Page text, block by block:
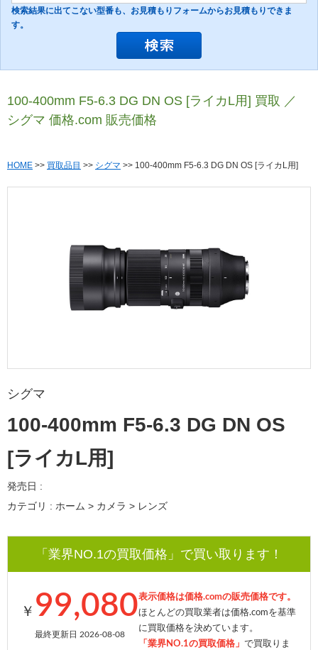
検索結果に出てこない型番も、お見積もりフォームからお見積もりできま
す。
100-400mm F5-6.3 DG DN OS [ライカL用] 買取 ／
シグマ 価格.com 販売価格
HOME >> 買取品目 >> シグマ >> 100-400mm F5-6.3 DG DN OS [ライカL用]
シグマ
100-400mm F5-6.3 DG DN OS
[ライカL用]
発売日 :
カテゴリ : ホーム > カメラ > レンズ
「業界NO.1の買取価格」で買い取ります！
￥ 99,080
最終更新日 2026-08-08
表示価格は価格.comの販売価格です。
ほとんどの買取業者は価格.comを基準
に買取価格を決めています。
「業界NO.1の買取価格」 で買取りま